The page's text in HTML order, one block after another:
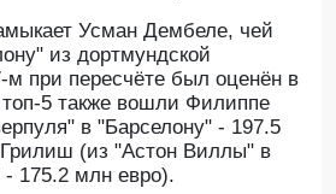
Усман Дембеле, чей
из дортмундской
м при пересчёте был оценён в
5 также вошли Филиппе
в "Барселону" - 197.5
(из "Астон Виллы" в
175.2 млн евро).